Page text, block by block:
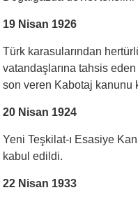
19 Nisan 1926
Türk karasularından
vatandaşlarına tahsis eden
son veren Kabotaj kanunu
20 Nisan 1924
Yeni Teşkilat-ı Esasiye
kabul edildi.
22 Nisan 1933